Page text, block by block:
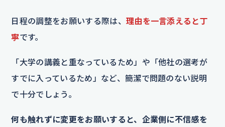
日程の調整をお願いする際は、 理由を一言添えると丁
寧です。
「大学の講義と重なっているため」や「他社の選考が
すでに入っているため」など、簡潔で問題のない説明
で十分でしょう。
何も触れずに変更をお願いすると、企業側に不信感を